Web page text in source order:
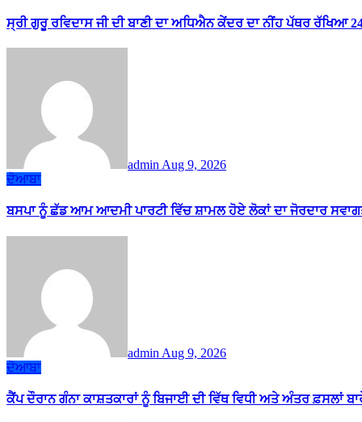
ਸ੍ਰੀ ਗੁਰੂ ਰਵਿਦਾਸ ਜੀ ਦੀ ਬਾਣੀ ਦਾ ਅਧਿਐਨ ਕੇਂਦਰ ਦਾ ਨੀਂਹ ਪੱਥਰ ਰੱਖਿਆ
admin Aug 9, 2026
ਦੋਆਬਾ
ਬਸਪਾ ਨੂੰ ਛੱਡ ਆਮ ਆਦਮੀ ਪਾਰਟੀ ਵਿੱਚ ਸ਼ਾਮਲ ਹੋਏ ਲੋਕਾਂ ਦਾ ਜੋਰਦਾਰ
admin Aug 9, 2026
ਦੋਆਬਾ
ਕੈਂਪ ਦੌਰਾਨ ਗੰਨਾ ਕਾਸ਼ਤਕਾਰਾਂ ਨੂੰ ਬਿਜਾਈ ਦੀ ਵਿੱਥ ਵਿਧੀ ਅਤੇ ਅੰਤਰ ਫ਼ਸਲਾਂ